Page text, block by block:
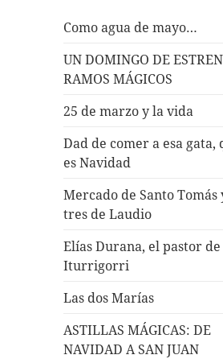
Como agua de mayo…
UN DOMINGO DE
RAMOS MÁGICOS
25 de marzo y la vida
Dad de comer a esa gata,
es Navidad
Mercado de Santo Tomás
tres de Laudio
Elías Durana, el pastor de
Iturrigorri
Las dos Marías
ASTILLAS MÁGICAS: DE
NAVIDAD A SAN JUAN